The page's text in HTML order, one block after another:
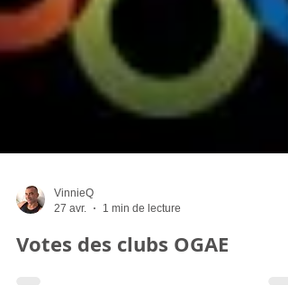
27 avr.
1 min de lecture